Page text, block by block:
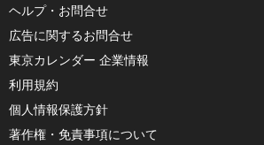
ヘルプ・お問合せ
広告に関するお問合せ
東京カレンダー 企業情報
利用規約
個人情報保護方針
著作権・免責事項について